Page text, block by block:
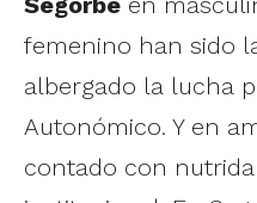
femenino han sido
albergado la lucha
Autonómico. Y en
contado con